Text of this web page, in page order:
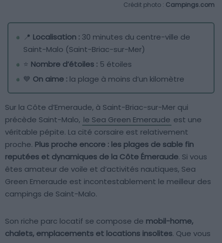
Crédit photo : Campings.com
📍 Localisation : 30 minutes du centre-ville de
Saint-Malo (Saint-Briac-sur-Mer)
⭐️ Nombre d’étoiles : 5 étoiles
💙 On aime : la plage à moins d’un kilomètre
Sur la Côte d’Emeraude, à Saint-Briac-sur-Mer qui
précède Saint-Malo, le Sea Green Emeraude est une
véritable pépite. La cité corsaire est relativement
proche. Plus proche encore : les plages de sable fin
reputées et dynamiques de la Côte Émeraude. Si vous
êtes amateur de voile et d’activités nautiques, Sea
Green Emeraude est incontestablement le meilleur des
campings de Saint-Malo.
Son riche parc locatif se compose de mobil-home,
chalets, emplacements et locations insolites. Que vous